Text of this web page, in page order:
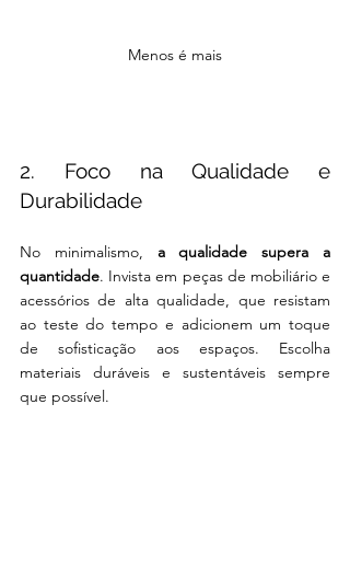
Menos é mais
2. Foco na Qualidade e
Durabilidade
No minimalismo, a qualidade supera a
quantidade. Invista em peças de mobiliário e
acessórios de alta qualidade, que resistam
ao teste do tempo e adicionem um toque
de sofisticação aos espaços. Escolha
materiais duráveis e sustentáveis sempre
que possível.